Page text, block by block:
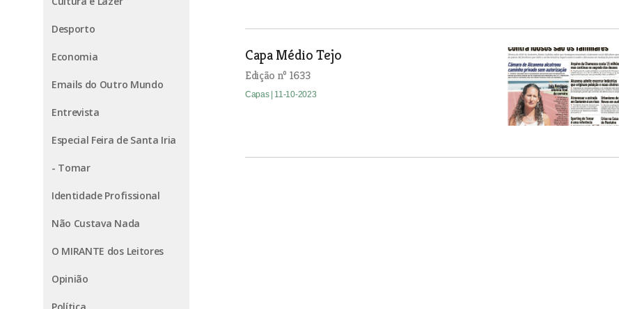
Desporto
Economia
Emails do Outro Mundo
Entrevista
Especial Feira de Santa Iria
- Tomar
Identidade Profissional
Não Custava Nada
O MIRANTE dos Leitores
Opinião
Capa Médio Tejo
Edição nº 1633
Capas | 11-10-2023